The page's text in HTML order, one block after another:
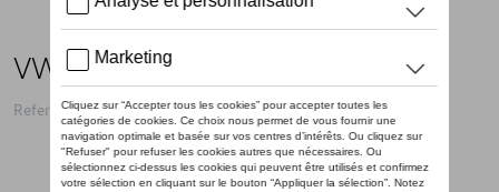
VW sportshirt ID logo, zwart
Referentie: 11G084203AD